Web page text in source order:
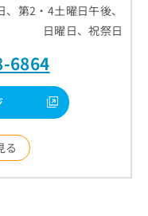
第2・4土曜日午後、
日曜日、祝祭日
6864
る